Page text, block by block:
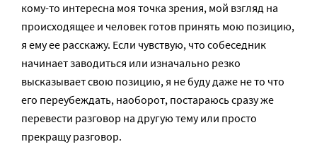
кому-то интересна моя точка зрения, мой взгляд на
происходящее и человек готов принять мою позицию,
я ему ее расскажу. Если чувствую, что собеседник
начинает заводиться или изначально резко
высказывает свою позицию, я не буду даже не то что
его переубеждать, наоборот, постараюсь сразу же
перевести разговор на другую тему или просто
прекращу разговор.